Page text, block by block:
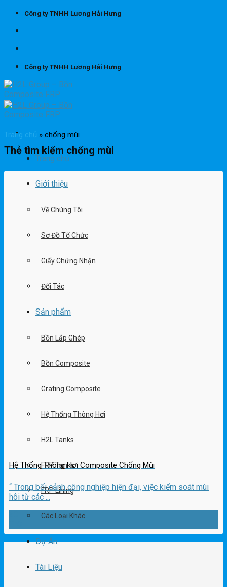
Skip
content
Công ty TNHH Lương Hải Hưng
Công ty TNHH Lương Hải Hưng
Trang chủ
Giới thiệu
Về Chúng Tôi
Sơ Đồ Tổ Chức
Giấy Chứng Nhận
Đối Tác
Sản phẩm
Bồn Lắp Ghép
Bồn Composite
Grating Composite
Hệ Thống Thông Hơi
H2L Tanks
FRP Tanks
FRP Lining
Các Loại Khác
Dự Án
Tài Liệu
Trang chủ » chống mùi
Thẻ tìm kiếm chống mùi
Hệ Thống Thông Hơi Composite Chống Mùi
“ Trong bối cảnh công nghiệp hiện đại, việc kiểm soát mùi
hôi từ các ...